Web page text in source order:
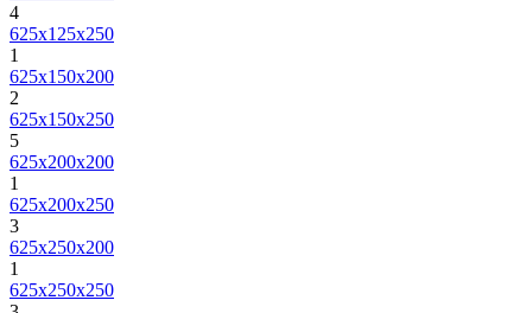
4
625х125х250
1
625х150х200
2
625х150х250
5
625х200х200
1
625х200х250
3
625х250х200
1
625х250х250